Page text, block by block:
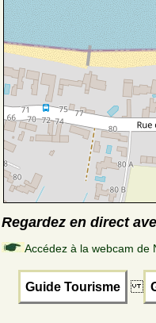
Regardez en direct
Accédez à la webcam de
Guide Tourisme